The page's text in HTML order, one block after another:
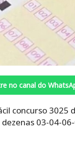
no canal do
concurso 3025
03-04-